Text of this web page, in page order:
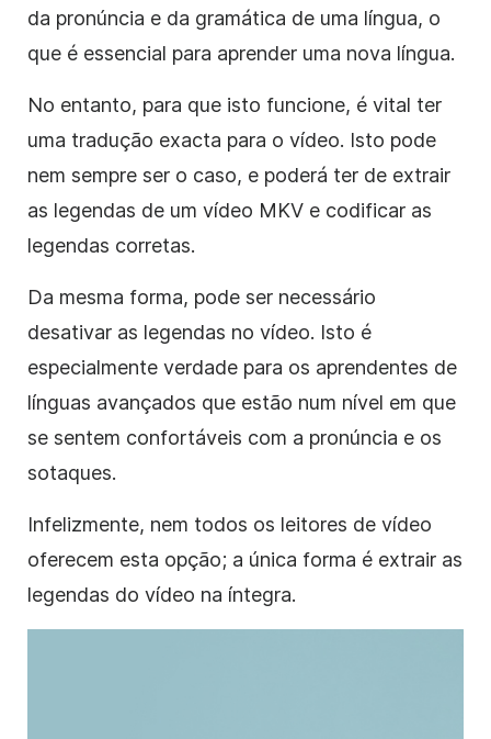
da pronúncia e da gramática de uma língua, o
que é essencial para aprender uma nova língua.
No entanto, para que isto funcione, é vital ter
uma tradução exacta para o vídeo. Isto pode
nem sempre ser o caso, e poderá ter de extrair
as legendas de um vídeo MKV e codificar as
legendas corretas.
Da mesma forma, pode ser necessário
desativar as legendas no vídeo. Isto é
especialmente verdade para os aprendentes de
línguas avançados que estão num nível em que
se sentem confortáveis com a pronúncia e os
sotaques.
Infelizmente, nem todos os leitores de vídeo
oferecem esta opção; a única forma é extrair as
legendas do vídeo na íntegra.